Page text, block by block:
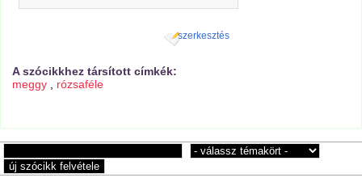
szerkesztés
A szócikkhez társított címkék:
meggy
rózsaféle